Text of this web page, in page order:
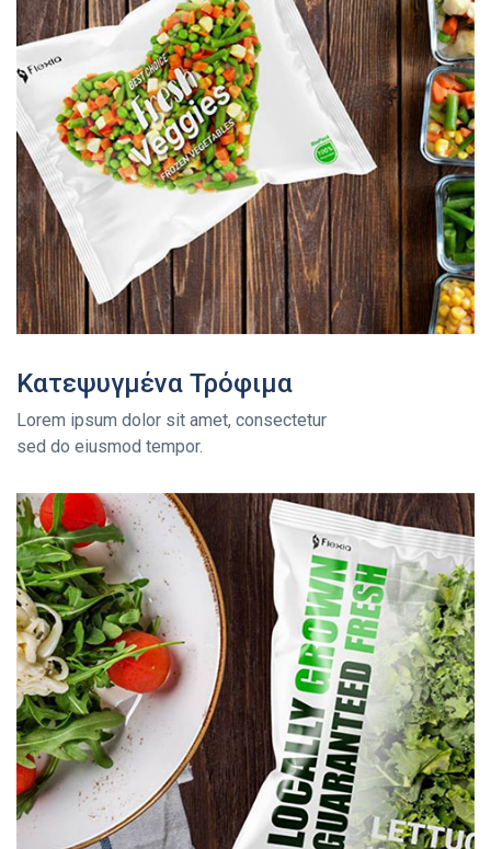
Κατεψυγμένα Τρόφιμα
Lorem ipsum dolor sit amet, consectetur
sed do eiusmod tempor.